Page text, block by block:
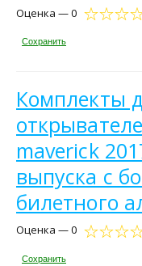
Оценка — 0
Сохранить
Комплекты
maverick
выпуска с
билетного
Оценка — 0
Сохранить